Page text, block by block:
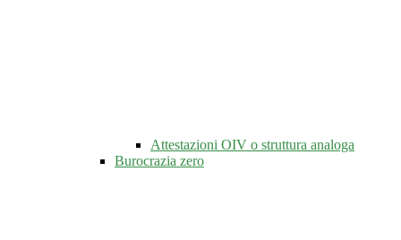
Attestazioni OIV o struttura analoga
Burocrazia zero